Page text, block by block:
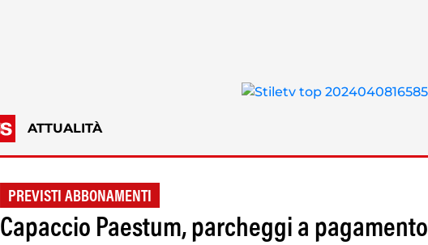
ATTUALITÀ
PREVISTI ABBONAMENTI
Capaccio Paestum, parcheggi a pagamento